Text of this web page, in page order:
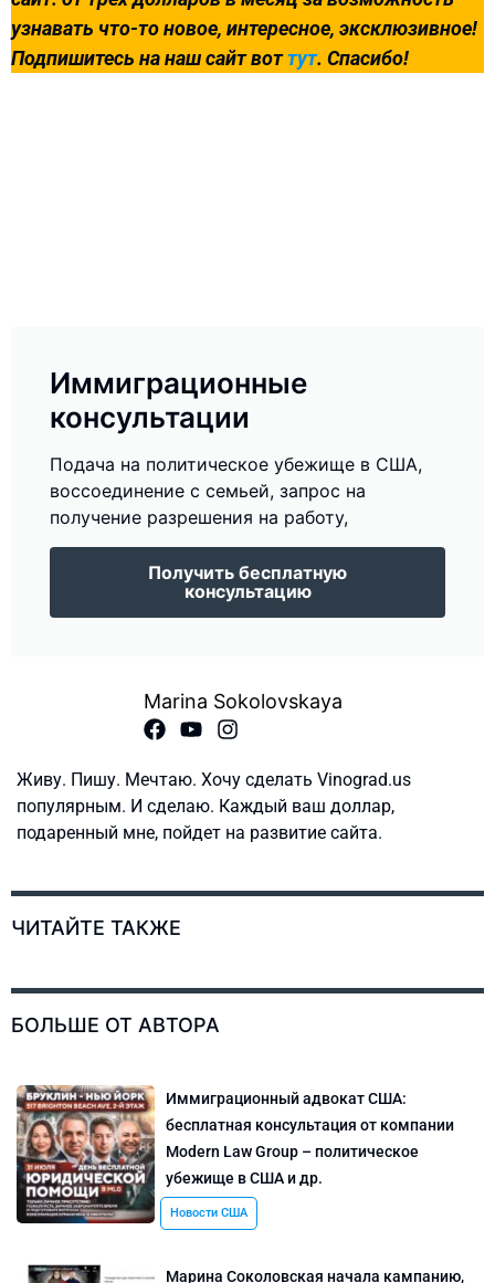
узнавать что-то новое, интересное, эксклюзивное!
Подпишитесь на наш сайт воттут. Спасибо!
Иммиграционные
консультации
Подача на политическое убежище в США,
воссоединение с семьей, запрос на
получение разрешения на работу,
Получить бесплатную
консультацию
Marina Sokolovskaya
Живу. Пишу. Мечтаю. Хочу сделать Vinograd.us
популярным. И сделаю. Каждый ваш доллар,
подаренный мне, пойдет на развитие сайта.
ЧИТАЙТЕ ТАКЖЕ
БОЛЬШЕ ОТ АВТОРА
Иммиграционный адвокат США:
бесплатная консультация от компании
Modern Law Group – политическое
убежище в США и др.
Новости США
Марина Соколовская начала кампанию,